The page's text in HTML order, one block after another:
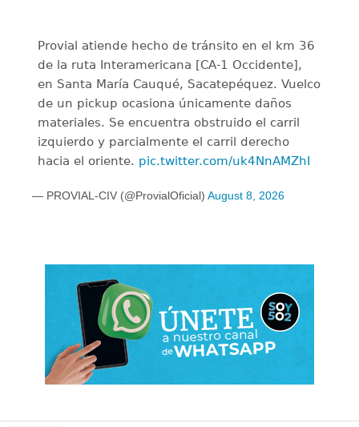
Provial atiende hecho de tránsito en el km 36
de la ruta Interamericana [CA-1 Occidente],
en Santa María Cauqué, Sacatepéquez. Vuelco
de un pickup ocasiona únicamente daños
materiales. Se encuentra obstruido el carril
izquierdo y parcialmente el carril derecho
hacia el oriente. pic.twitter.com/uk4NnAMZhI
— PROVIAL-CIV (@ProvialOficial) August 8, 2026